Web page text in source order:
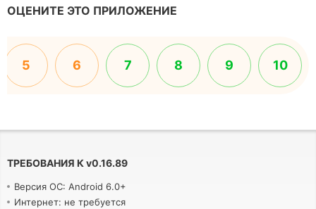
ОЦЕНИТЕ ЭТО ПРИЛОЖЕНИЕ
5 6 7 8 9 10
ТРЕБОВАНИЯ К v0.16.89
Версия ОС: Android 6.0+
Интернет: не требуется